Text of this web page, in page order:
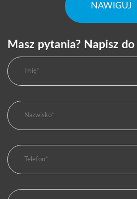
NAWIGUJ
Masz pytania? Napisz do